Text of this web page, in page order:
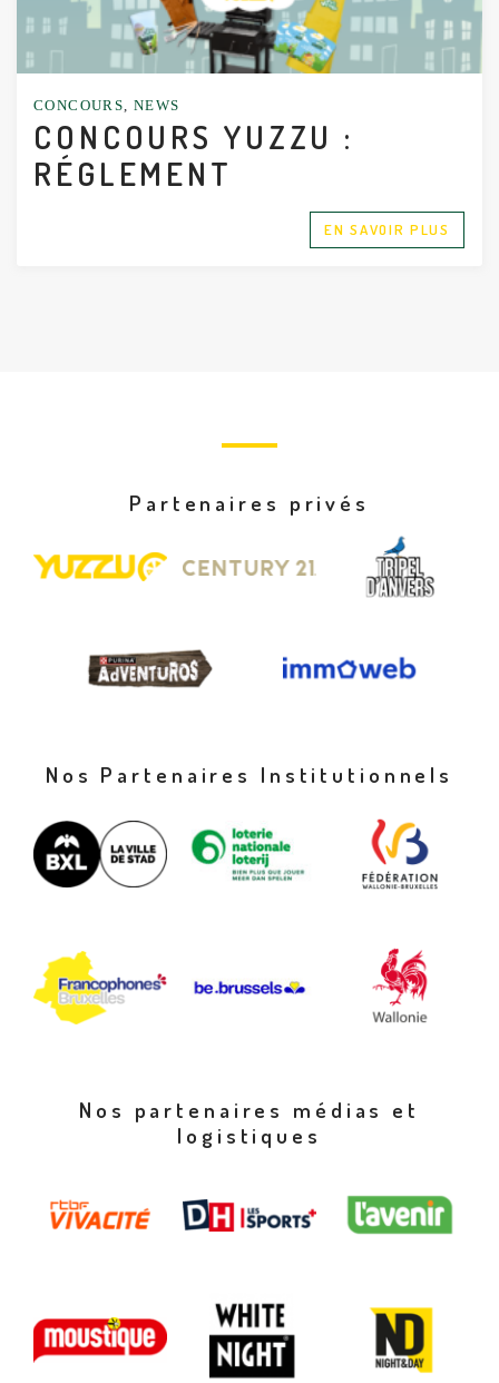
CONCOURS ,NEWS
CONCOURS YUZZU :
RÉGLEMENT
EN SAVOIR PLUS
Partenaires privés
Nos Partenaires Institutionnels
Nos partenaires médias et
logistiques